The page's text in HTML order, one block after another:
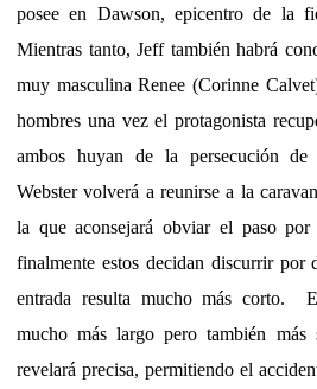
posee en Dawson, epicentro de la
Mientras tanto, Jeff también habrá
muy masculina Renee (Corinne
hombres una vez el protagonista
ambos huyan de la persecución
Webster volverá a reunirse a la
la que aconsejará obviar el paso
finalmente estos decidan discurrir por
entrada resulta mucho más corto.
mucho más largo pero también
revelará precisa, permitiendo el